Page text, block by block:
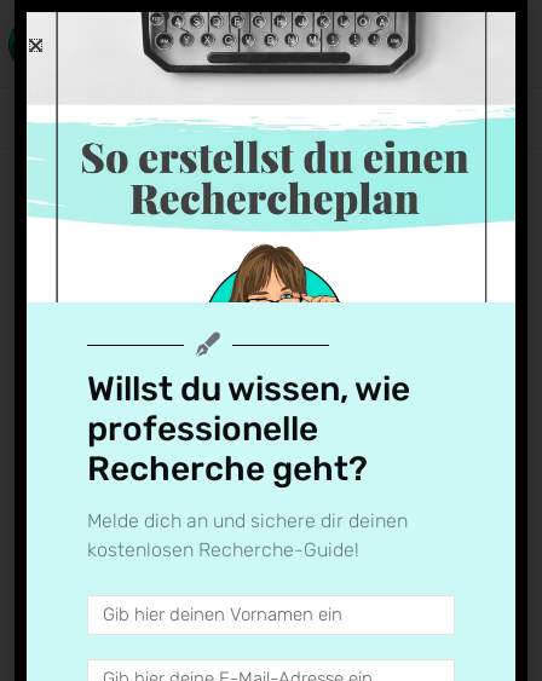
Bild
Natalia Anders 19. Mai 2020
Willst du wissen, wie
professionelle
Recherche geht?
Melde dich an und sichere dir deinen
kostenlosen Recherche-Guide!